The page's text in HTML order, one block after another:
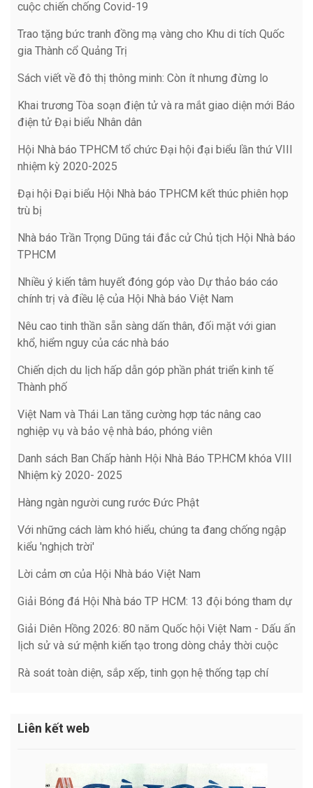
cuộc chiến chống Covid-19
Trao tặng bức tranh đồng mạ vàng cho Khu di tích Quốc
gia Thành cổ Quảng Trị
Sách viết về đô thị thông minh: Còn ít nhưng đừng lo
Khai trương Tòa soạn điện tử và ra mắt giao diện mới Báo
điện tử Đại biểu Nhân dân
Hội Nhà báo TPHCM tổ chức Đại hội đại biểu lần thứ VIII
nhiệm kỳ 2020-2025
Đại hội Đại biểu Hội Nhà báo TPHCM kết thúc phiên họp
trù bị
Nhà báo Trần Trọng Dũng tái đắc cử Chủ tịch Hội Nhà báo
TPHCM
Nhiều ý kiến tâm huyết đóng góp vào Dự thảo báo cáo
chính trị và điều lệ của Hội Nhà báo Việt Nam
Nêu cao tinh thần sẵn sàng dấn thân, đối mặt với gian
khổ, hiểm nguy của các nhà báo
Chiến dịch du lịch hấp dẫn góp phần phát triển kinh tế
Thành phố
Việt Nam và Thái Lan tăng cường hợp tác nâng cao
nghiệp vụ và bảo vệ nhà báo, phóng viên
Danh sách Ban Chấp hành Hội Nhà Báo TP.HCM khóa VIII
Nhiệm kỳ 2020- 2025
Hàng ngàn người cung rước Đức Phật
Với những cách làm khó hiểu, chúng ta đang chống ngập
kiểu 'nghịch trời'
Lời cảm ơn của Hội Nhà báo Việt Nam
Giải Bóng đá Hội Nhà báo TP HCM: 13 đội bóng tham dự
Giải Diên Hồng 2026: 80 năm Quốc hội Việt Nam - Dấu ấn
lịch sử và sứ mệnh kiến tạo trong dòng chảy thời cuộc
Rà soát toàn diện, sắp xếp, tinh gọn hệ thống tạp chí
Liên kết web